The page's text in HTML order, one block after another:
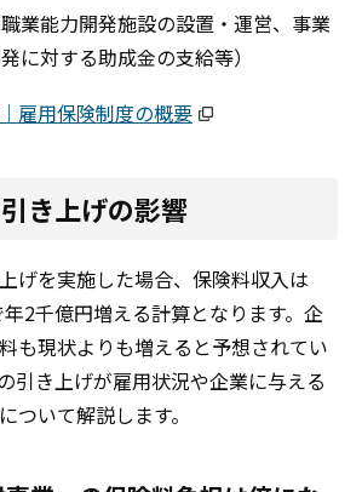
業能力開発施設の設置・運営、事業
に対する助成金の支給等）
雇用保険制度の概要
き上げの影響
げを実施した場合、保険料収入は
2千億円増える計算となります。企
も現状よりも増えると予想されてい
引き上げが雇用状況や企業に与える
ついて解説します。